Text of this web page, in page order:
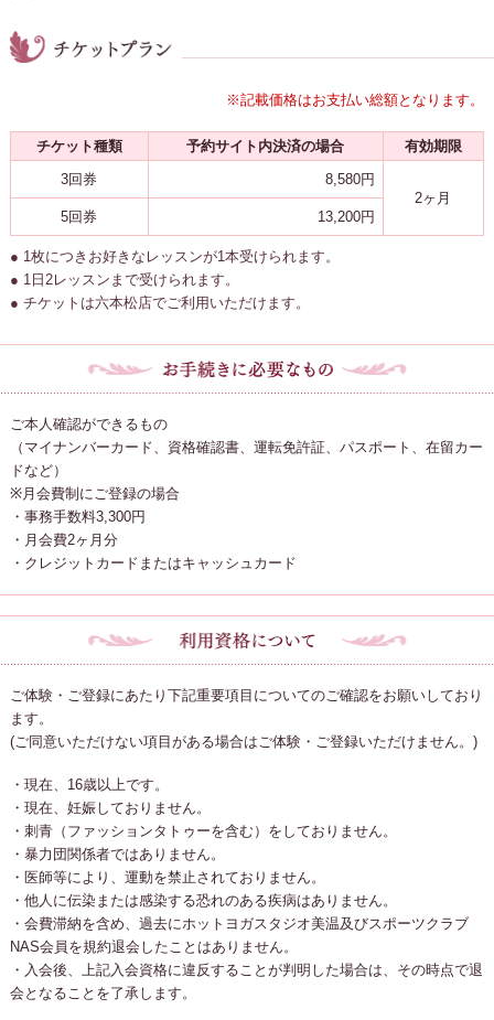
※記載価格はお支払い総額となります。
チケット種類 予約サイト内決済の場合
有効期限
3回券
8,580円
2ヶ月
5回券
13,200円
● 1枚につきお好きなレッスンが1本受けられます。
● 1日2レッスンまで受けられます。
● チケットは六本松店でご利用いただけます。
ご本人確認ができるもの
（マイナンバーカード、資格確認書、運転免許証、パスポート、在留カー
ドなど）
※月会費制にご登録の場合
・事務手数料3,300円
・月会費2ヶ月分
・クレジットカードまたはキャッシュカード
ご体験・ご登録にあたり下記重要項目についてのご確認をお願いしており
ます。
(ご同意いただけない項目がある場合はご体験・ご登録いただけません。)
・現在、16歳以上です。
・現在、妊娠しておりません。
・刺青（ファッションタトゥーを含む）をしておりません。
・暴力団関係者ではありません。
・医師等により、運動を禁止されておりません。
・他人に伝染または感染する恐れのある疾病はありません。
・会費滞納を含め、過去にホットヨガスタジオ美温及びスポーツクラブ
NAS会員を規約退会したことはありません。
・入会後、上記入会資格に違反することが判明した場合は、その時点で退
会となることを了承します。